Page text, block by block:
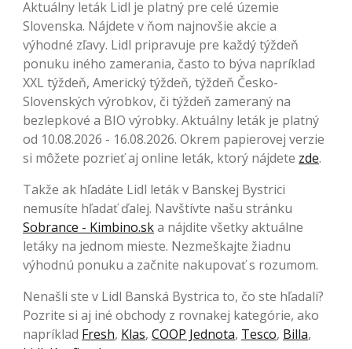
Aktuálny leták Lidl je platný pre celé územie
Slovenska. Nájdete v ňom najnovšie akcie a
výhodné zľavy. Lidl pripravuje pre každý týždeň
ponuku iného zamerania, často to býva napríklad
XXL týždeň, Americký týždeň, týždeň Česko-
Slovenských výrobkov, či týždeň zameraný na
bezlepkové a BIO výrobky. Aktuálny leták je platný
od 10.08.2026 - 16.08.2026. Okrem papierovej verzie
si môžete pozrieť aj online leták, ktorý nájdete zde.
Takže ak hľadáte Lidl leták v Banskej Bystrici
nemusíte hľadať ďalej. Navštívte našu stránku
Sobrance - Kimbino.ska nájdite všetky aktuálne
letáky na jednom mieste. Nezmeškajte žiadnu
výhodnú ponuku a začnite nakupovať s rozumom.
Nenašli ste v Lidl Banská Bystrica to, čo ste hľadali?
Pozrite si aj iné obchody z rovnakej kategórie, ako
napríklad Fresh, Klas, COOP Jednota, Tesco, Billa,